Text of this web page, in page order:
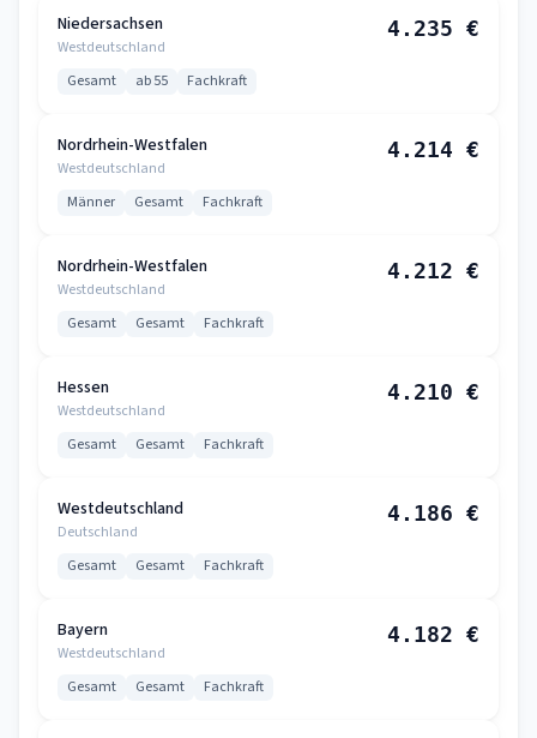
Niedersachsen
Westdeutschland
4.235 €
Gesamt ab 55 Fachkraft
Nordrhein-Westfalen
Westdeutschland
4.214 €
Männer Gesamt Fachkraft
Nordrhein-Westfalen
Westdeutschland
4.212 €
Gesamt Gesamt Fachkraft
Hessen
Westdeutschland
4.210 €
Gesamt Gesamt Fachkraft
Westdeutschland
Deutschland
4.186 €
Gesamt Gesamt Fachkraft
Bayern
Westdeutschland
4.182 €
Gesamt Gesamt Fachkraft